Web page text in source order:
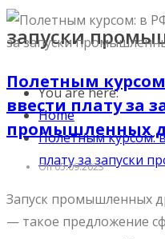
запуски
You are here:
Home
Полетным курсом:
плату за запуски
Полетным
ввести плату за
промышленных
On 05.09.2023
Запуск промышленных
— такое предложение